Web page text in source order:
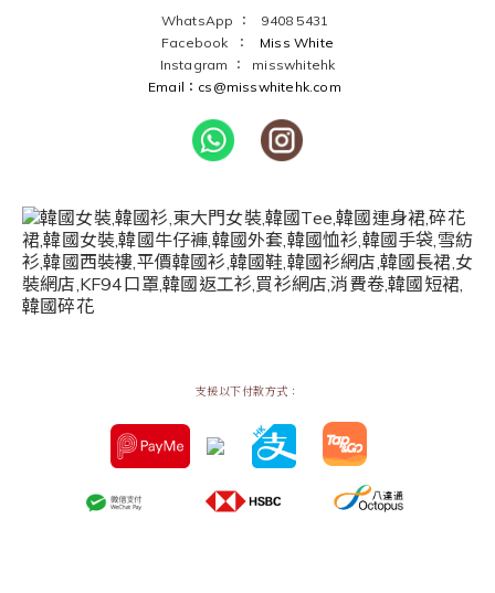
WhatsApp ： 9408 5431
Facebook ： Miss White
Instagram ： misswhitehk
Email：cs@misswhitehk.com
支援以下付款方式：